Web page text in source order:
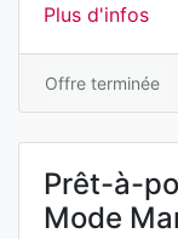
Plus d'infos
Offre terminée
Prêt-à-
Mode